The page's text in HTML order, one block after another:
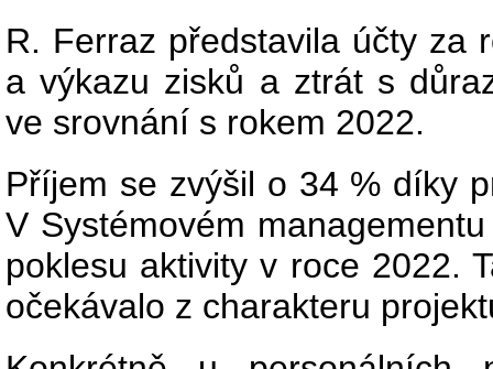
R. Ferraz představila účty za
a výkazu zisků a ztrát s
ve srovnání s rokem 2022.
Příjem se zvýšil o 34 % díky
V Systémovém
poklesu aktivity v roce 2022.
očekávalo z charakteru